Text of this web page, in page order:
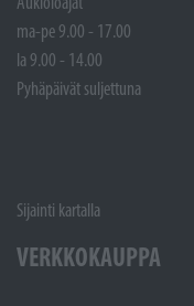
ma-pe 9.00 - 17.00
la 9.00 - 14.00
Pyhäpäivät suljettuna
Sijainti kartalla
VERKKOKAUPPA